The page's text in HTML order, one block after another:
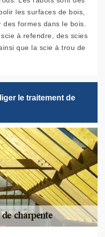
les surfaces de bois,
des formes dans le bois.
à refendre, des scies
que la scie à trou de
le traitement de